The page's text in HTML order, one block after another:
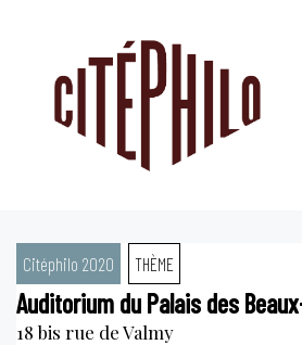
Citéphilo 2020 THÈME
Auditorium du Palais des
18 bis rue de Valmy